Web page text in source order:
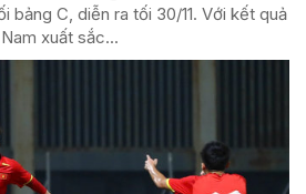
bảng C, diễn ra tối 30/11. Với kết quả
xuất sắc...